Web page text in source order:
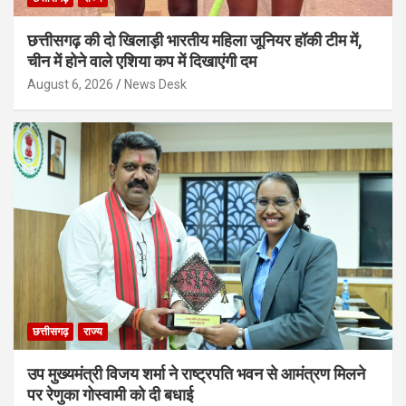
छत्तीसगढ़ की दो खिलाड़ी भारतीय महिला जूनियर हॉकी टीम में,
चीन में होने वाले एशिया कप में दिखाएंगी दम
August 6, 2026 News Desk
छत्तीसगढ़ राज्य
उप मुख्यमंत्री विजय शर्मा ने राष्ट्रपति भवन से आमंत्रण मिलने
पर रेणुका गोस्वामी को दी बधाई